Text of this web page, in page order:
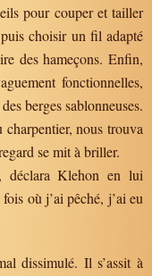
pour couper et tailler
choisir un fil adapté
des hameçons. Enfin,
fonctionnelles,
berges sablonneuses.
nous trouva
se mit à briller.
déclara Klehon en lui
où j’ai pêché, j’ai eu
dissimulé. Il s’assit à